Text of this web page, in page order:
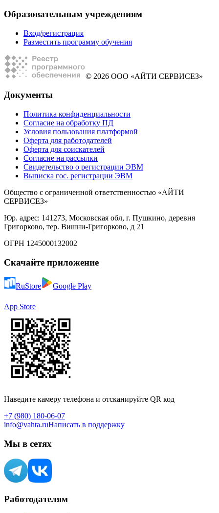
Образовательным учреждениям
Вход/регистрация
Разместить программу обучения
© 2026 ООО «АЙТИ СЕРВИСЕЗ»
Документы
Политика конфиденциальности
Согласие на обработку ПД
Условия пользования платформой
Оферта для работодателей
Оферта для соискателей
Согласие на рассылки
Свидетельство о регистрации ЭВМ
Выписка гос. регистрации ЭВМ
Общество с ограниченной ответственностью «АЙТИ
СЕРВИСЕЗ»
Юр. адрес: 141273, Московская обл, г. Пушкино, деревня
Григорково, тер. Вишни-Григорково, д 21
ОГРН 1245000132002
Скачайте приложение
RuStore Google Play
App Store
Наведите камеру телефона и отсканируйте QR код
+7 (980) 180-06-07
info@vahta.ruНаписать в поддержку
Мы в сетях
Работодателям